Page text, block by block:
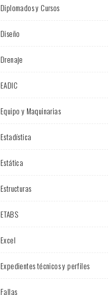
Diplomados y Cursos
Diseño
Drenaje
EADIC
Equipo y Maquinarias
Estadística
Estática
Estructuras
ETABS
Excel
Expedientes técnicos y perfiles
Fallas